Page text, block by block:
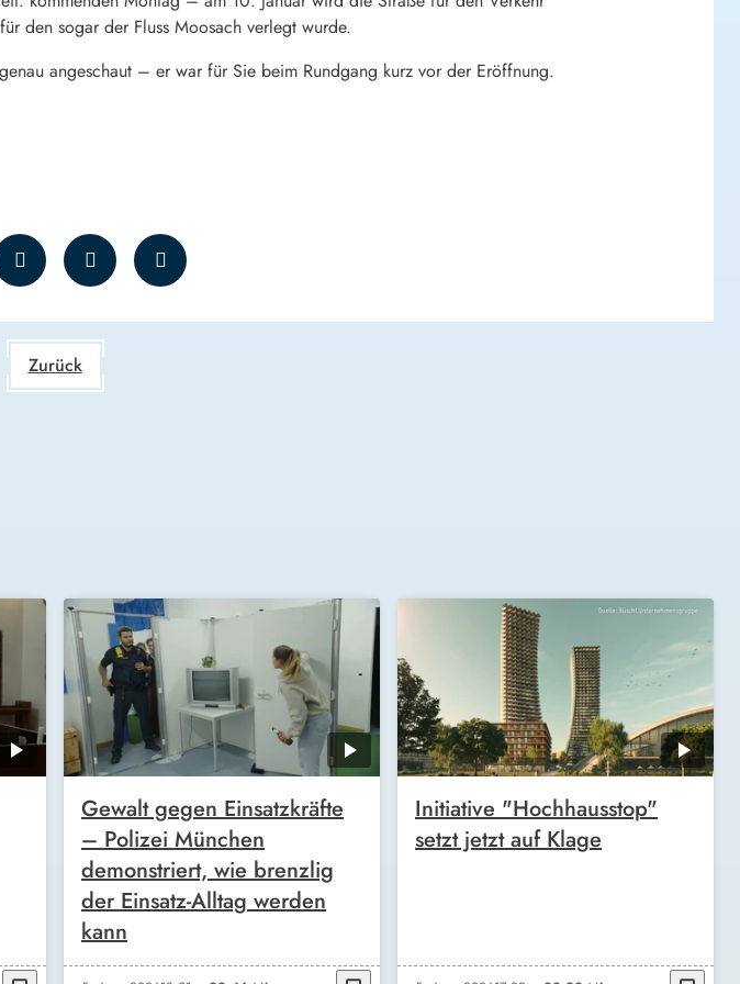
den sogar der Fluss Moosach verlegt wurde.
angeschaut – er war für Sie beim Rundgang kurz vor der Eröffnung.
Zurück
Gewalt gegen Einsatzkräfte
– Polizei München
demonstriert, wie brenzlig
der Einsatz-Alltag werden
kann
Initiative "Hochhausstop"
setzt jetzt auf Klage